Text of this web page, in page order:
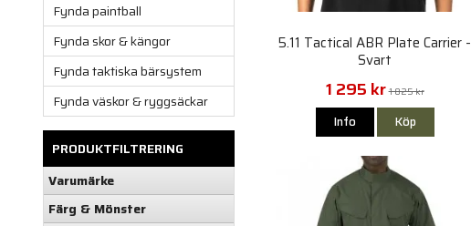
Fynda paintball
Fynda skor & kängor
Fynda taktiska bärsystem
Fynda väskor & ryggsäckar
PRODUKTFILTRERING
Varumärke
Färg & Mönster
5.11 Tactical ABR Plate Carrier -
Svart
1 295 kr 1 825 kr
Info Köp